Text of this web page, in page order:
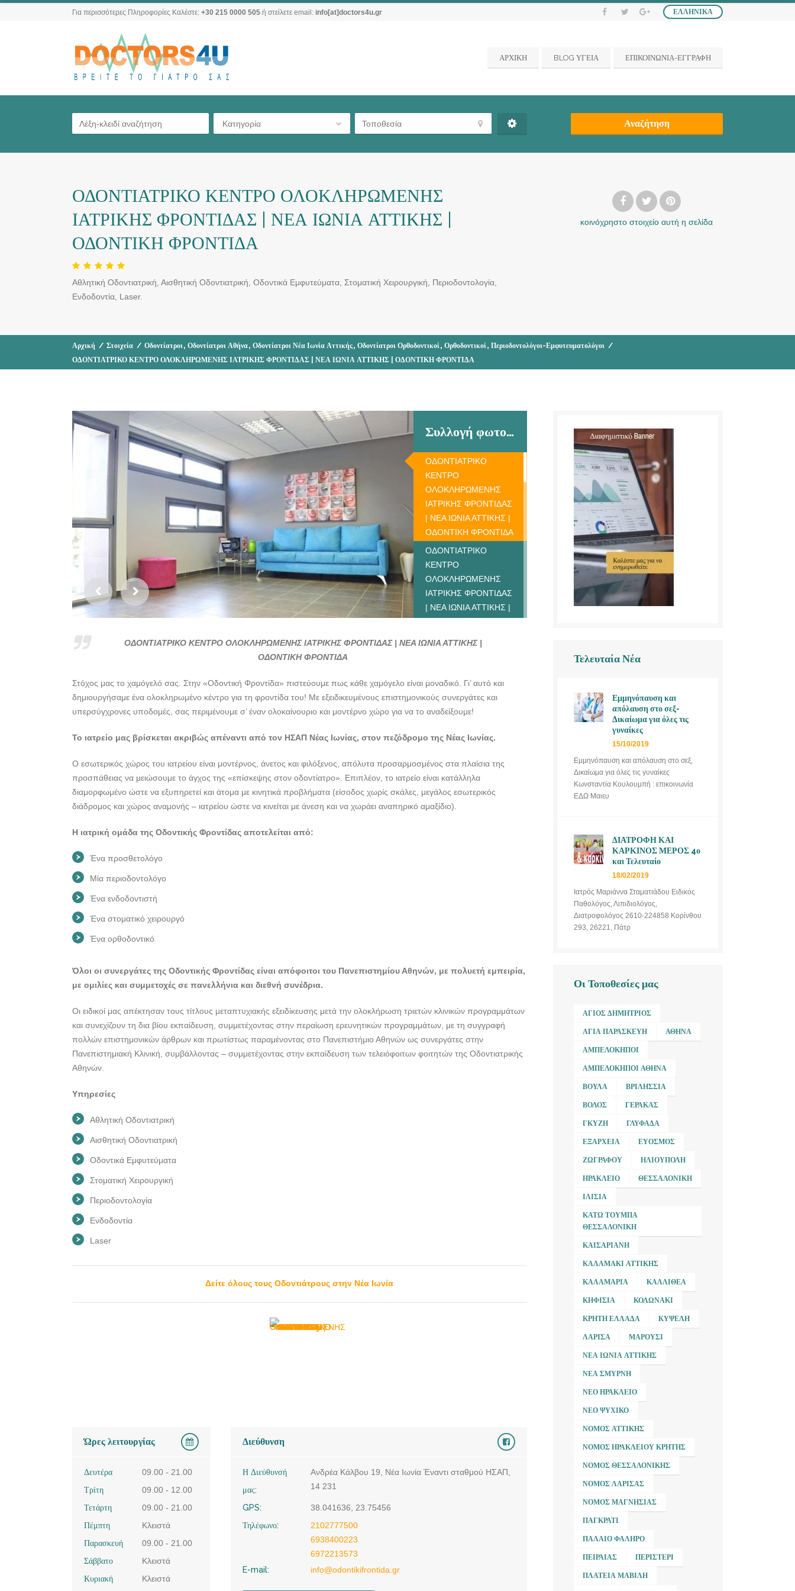
ΕΛΛΗΝΙΚΆ
Για περισσότερες Πληροφορίες Καλέστε: +30 215 0000 505 ή στείλετε email: info[at]doctors4u.gr
ΑΡΧΙΚΗ BLOG ΥΓΕΙΑ ΕΠΙΚΟΙΝΩΝΙΑ-ΕΓΓΡΑΦΗ
Κατηγορία Αναζήτηση
ΟΔΟΝΤΙΑΤΡΙΚΟ ΚΕΝΤΡΟ ΟΛΟΚΛΗΡΩΜΕΝΗΣ
ΙΑΤΡΙΚΗΣ ΦΡΟΝΤΙΔΑΣ | ΝΕΑ ΙΩΝΙΑ ΑΤΤΙΚΗΣ |
ΟΔΟΝΤΙΚΗ ΦΡΟΝΤΙΔΑ
Αθλητική Οδοντιατρική, Αισθητική Οδοντιατρική, Οδοντικά Εμφυτεύματα, Στοματική Χειρουργική, Περιοδοντολογία,
Ενδοδοντία, Laser.
κοινόχρηστο στοιχείο αυτή η σελίδα
Αρχική / Στοιχεία / Οδοντίατροι, Οδοντίατροι Αθήνα, Οδοντίατροι Νέα Ιωνία Αττικής, Οδοντίατροι Ορθοδοντικοί, Ορθοδοντικοί, Περιοδοντολόγοι-Εμφυτευματολόγοι /
ΟΔΟΝΤΙΑΤΡΙΚΟ ΚΕΝΤΡΟ ΟΛΟΚΛΗΡΩΜΕΝΗΣ ΙΑΤΡΙΚΗΣ ΦΡΟΝΤΙΔΑΣ | ΝΕΑ ΙΩΝΙΑ ΑΤΤΙΚΗΣ | ΟΔΟΝΤΙΚΗ ΦΡΟΝΤΙΔΑ
Συλλογή φωτογραφιών
ΟΔΟΝΤΙΑΤΡΙΚΟ
ΚΕΝΤΡΟ
ΟΛΟΚΛΗΡΩΜΕΝΗΣ
ΙΑΤΡΙΚΗΣ ΦΡΟΝΤΙΔΑΣ
| ΝΕΑ ΙΩΝΙΑ ΑΤΤΙΚΗΣ |
ΟΔΟΝΤΙΚΗ ΦΡΟΝΤΙΔΑ
ΟΔΟΝΤΙΑΤΡΙΚΟ
ΚΕΝΤΡΟ
ΟΛΟΚΛΗΡΩΜΕΝΗΣ
ΙΑΤΡΙΚΗΣ ΦΡΟΝΤΙΔΑΣ
| ΝΕΑ ΙΩΝΙΑ ΑΤΤΙΚΗΣ |
ΟΛΟΚΛΗΡΩΜΕΝΗΣ
ΙΑΤΡΙΚΗΣ ΦΡΟΝΤΙΔΑΣ
| ΝΕΑ ΙΩΝΙΑ ΑΤΤΙΚΗΣ |
- doctors4u.gr
ΙΑΤΡΙΚΗΣ ΦΡΟΝΤΙΔΑΣ
| ΝΕΑ ΙΩΝΙΑ ΑΤΤΙΚΗΣ |
ΟΔΟΝΤΙΚΗ ΦΡΟΝΤΙΔΑ
- doctors4u.gr
ΟΛΟΚΛΗΡΩΜΕΝΗΣ
ΟΔΟΝΤΙΑΤΡΙΚΟ ΚΕΝΤΡΟ ΟΛΟΚΛΗΡΩΜΕΝΗΣ ΙΑΤΡΙΚΗΣ ΦΡΟΝΤΙΔΑΣ | ΝΕΑ ΙΩΝΙΑ ΑΤΤΙΚΗΣ |
ΟΔΟΝΤΙΚΗ ΦΡΟΝΤΙΔΑ
Στόχος μας το χαμόγελό σας. Στην «Οδοντική Φροντίδα» πιστεύουμε πως κάθε χαμόγελο είναι μοναδικό. Γι’ αυτό και
δημιουργήσαμε ένα ολοκληρωμένο κέντρο για τη φροντίδα του! Με εξειδικευμένους επιστημονικούς συνεργάτες και
υπερσύγχρονες υποδομές, σας περιμένουμε σ’ έναν ολοκαίνουριο και μοντέρνο χώρο για να το αναδείξουμε!
Το ιατρείο μας βρίσκεται ακριβώς απέναντι από τον ΗΣΑΠ Νέας Ιωνίας, στον πεζόδρομο της Νέας Ιωνίας.
Ο εσωτερικός χώρος του ιατρείου είναι μοντέρνος, άνετος και φιλόξενος, απόλυτα προσαρμοσμένος στα πλαίσια της
προσπάθειας να μειώσουμε το άγχος της «επίσκεψης στον οδοντίατρο». Επιπλέον, το ιατρείο είναι κατάλληλα
διαμορφωμένο ώστε να εξυπηρετεί και άτομα με κινητικά προβλήματα (είσοδος χωρίς σκάλες, μεγάλος εσωτερικός
διάδρομος και χώρος αναμονής – ιατρείου ώστε να κινείται με άνεση και να χωράει αναπηρικό αμαξίδιο).
Η ιατρική ομάδα της Οδοντικής Φροντίδας αποτελείται από:
Ένα προσθετολόγο
Μία περιοδοντολόγο
Ένα ενδοδοντιστή
Ένα στοματικό χειρουργό
Ένα ορθοδοντικό
Όλοι οι συνεργάτες της Οδοντικής Φροντίδας είναι απόφοιτοι του Πανεπιστημίου Αθηνών, με πολυετή εμπειρία,
με ομιλίες και συμμετοχές σε πανελλήνια και διεθνή συνέδρια.
Οι ειδικοί μας απέκτησαν τους τίτλους μεταπτυχιακής εξειδίκευσης μετά την ολοκλήρωση τριετών κλινικών προγραμμάτων
και συνεχίζουν τη δια βίου εκπαίδευση, συμμετέχοντας στην περαίωση ερευνητικών προγραμμάτων, με τη συγγραφή
πολλών επιστημονικών άρθρων και πρωτίστως παραμένοντας στο Πανεπιστήμιο Αθηνών ως συνεργάτες στην
Πανεπιστημιακή Κλινική, συμβάλλοντας – συμμετέχοντας στην εκπαίδευση των τελειόφοιτων φοιτητών της Οδοντιατρικής
Αθηνών.
Υπηρεσίες
Αθλητική Οδοντιατρική
Αισθητική Οδοντιατρική
Οδοντικά Εμφυτεύματα
Στοματική Χειρουργική
Περιοδοντολογία
Ενδοδοντία
Laser
Δείτε όλους τους Οδοντιάτρους στην Νέα Ιωνία
Ώρες λειτουργίας
Δευτέρα
09.00 - 21.00
Τρίτη
09.00 - 12.00
Τετάρτη
09.00 - 21.00
Πέμπτη
Κλειστά
Παρασκευή
09.00 - 21.00
Σάββατο
Κλειστά
Κυριακή
Κλειστά
Διεύθυνση
Η Διεύθυνσή
μας:
Ανδρέα Κάλβου 19, Νέα Ιωνία Έναντι σταθμού ΗΣΑΠ,
14 231
GPS:
38.041636, 23.75456
Τηλέφωνο:
2102777500
6938400223
6972213573
E-mail:
info@odontikifrontida.gr
Τελευταία Νέα
Εμμηνόπαυση και
απόλαυση στο σεξ-
Δικαίωμα για όλες τις
γυναίκες
15/10/2019
Εμμηνόπαυση και απόλαυση στο σεξ,
Δικαίωμα για όλες τις γυναίκες
Κωνσταντία Κουλουμπή : επικοινωνία
ΕΔΩ Μαιευ
ΔΙΑΤΡΟΦΗ ΚΑΙ
ΚΑΡΚΙΝΟΣ ΜΕΡΟΣ 4ο
και Τελευταίο
18/02/2019
Ιατρός Μαριάννα Σταματιάδου Ειδικός
Παθολόγος, Λιπιδιολόγος,
Διατροφολόγος 2610-224858 Κορίνθου
293, 26221, Πάτρ
Οι Τοποθεσίες μας
ΆΓΙΟΣ ΔΗΜΉΤΡΙΟΣ
ΑΓΊΑ ΠΑΡΑΣΚΕΥΉ ΑΘΉΝΑ
ΑΜΠΕΛΌΚΗΠΟΙ
ΑΜΠΕΛΌΚΗΠΟΙ ΑΘΉΝΑ
ΒΟΎΛΑ ΒΡΙΛΉΣΣΙΑ
ΒΌΛΟΣ ΓΈΡΑΚΑΣ
ΓΚΎΖΗ ΓΛΥΦΆΔΑ
ΕΞΆΡΧΕΙΑ ΕΎΟΣΜΟΣ
ΖΩΓΡΆΦΟΥ ΗΛΙΟΎΠΟΛΗ
ΗΡΆΚΛΕΙΟ ΘΕΣΣΑΛΟΝΊΚΗ
ΙΛΊΣΙΑ
ΚΆΤΩ ΤΟΎΜΠΑ
ΘΕΣΣΑΛΟΝΊΚΗ
ΚΑΙΣΑΡΙΑΝΉ
ΚΑΛΑΜΆΚΙ ΑΤΤΙΚΉΣ
ΚΑΛΑΜΑΡΙΆ ΚΑΛΛΙΘΈΑ
ΚΗΦΙΣΙΆ ΚΟΛΩΝΆΚΙ
ΚΡΉΤΗ ΕΛΛΆΔΑ ΚΥΨΈΛΗ
ΛΆΡΙΣΑ ΜΑΡΟΎΣΙ
ΝΈΑ ΙΩΝΊΑ ΑΤΤΙΚΉΣ
ΝΈΑ ΣΜΎΡΝΗ
ΝΈΟ ΗΡΆΚΛΕΙΟ
ΝΈΟ ΨΥΧΙΚΌ
ΝΟΜΌΣ ΑΤΤΙΚΉΣ
ΝΟΜΌΣ ΗΡΑΚΛΕΊΟΥ ΚΡΉΤΗΣ
ΝΟΜΌΣ ΘΕΣΣΑΛΟΝΊΚΗΣ
ΝΟΜΌΣ ΛΆΡΙΣΑΣ
ΝΟΜΌΣ ΜΑΓΝΗΣΊΑΣ
ΠΑΓΚΡΆΤΙ
ΠΑΛΑΙΌ ΦΆΛΗΡΟ
ΠΕΙΡΑΙΆΣ ΠΕΡΙΣΤΈΡΙ
ΠΛΑΤΕΊΑ ΜΑΒΊΛΗ